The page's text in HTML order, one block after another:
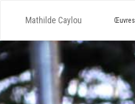
Mathilde Caylou Œuvres